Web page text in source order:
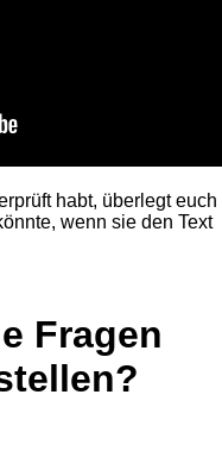
habt, überlegt euch
wenn sie den Text
Fragen